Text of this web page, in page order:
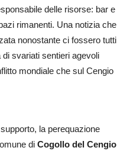
delle risorse: bar e
rimanenti. Una notizia che
nonostante ci fossero tutti
di svariati sentieri agevoli
mondiale che sul Cengio
la perequazione
di Cogollo del Cengio